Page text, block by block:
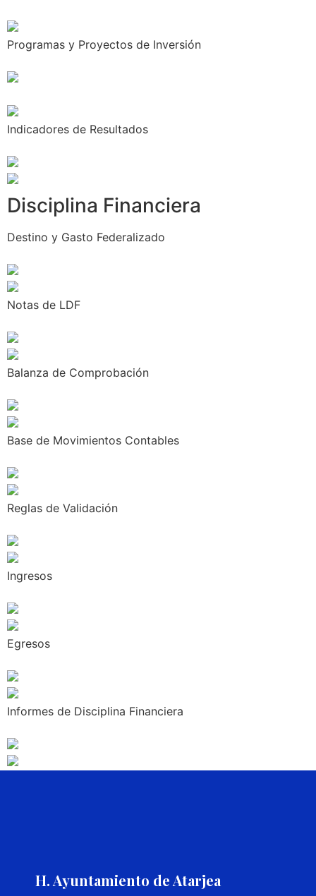
Programas y Proyectos de Inversión
Indicadores de Resultados
Disciplina Financiera
Destino y Gasto Federalizado
Notas de LDF
Balanza de Comprobación
Base de Movimientos Contables
Reglas de Validación
Ingresos
Egresos
Informes de Disciplina Financiera
H. Ayuntamiento de Atarjea